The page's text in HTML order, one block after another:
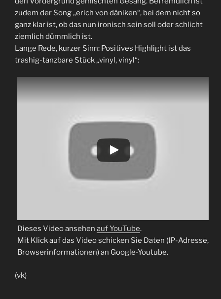
zudem der Song „erich von däniken“, bei dem nicht so
ganz klar ist, ob das nun ironisch sein soll oder schlicht
ziemlich dümmlich ist.
Lange Rede, kurzer Sinn: Positives Highlight ist das
trashig-tanzbare Stück „vinyl, vinyl“:
Dieses Video ansehen auf YouTube.
Mit Klick auf das Video schicken Sie Daten (IP-Adresse,
Browserinformationen) an Google-Youtube.
(vk)